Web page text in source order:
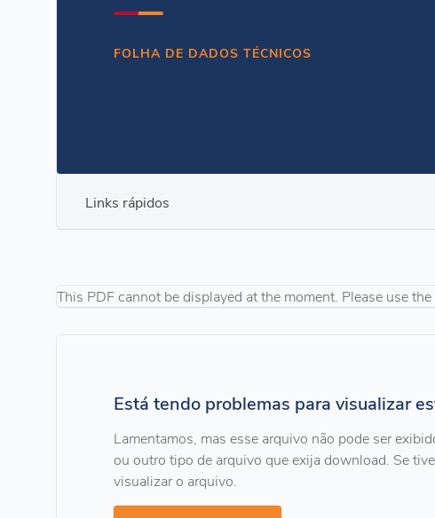
FOLHA DE DADOS TÉCNICOS
Links rápidos
This PDF cannot be displayed at the moment. Please use
Está tendo problemas para visualizar
Lamentamos, mas esse arquivo não pode ser
ou outro tipo de arquivo que exija download. Se
visualizar o arquivo.